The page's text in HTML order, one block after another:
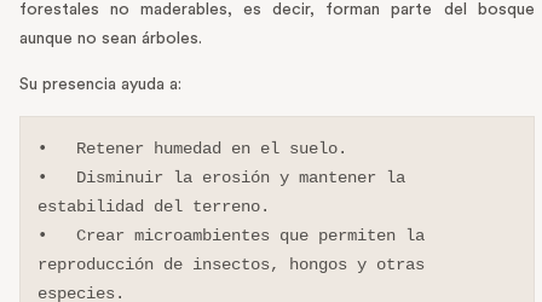
forestales no maderables, es decir, forman parte del bosque
aunque no sean árboles.
Su presencia ayuda a:
•   Retener humedad en el suelo.
•   Disminuir la erosión y mantener la
estabilidad del terreno.
•   Crear microambientes que permiten la
reproducción de insectos, hongos y otras
especies.